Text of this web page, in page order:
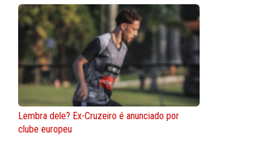
Lembra dele? Ex-Cruzeiro é anunciado por
clube europeu